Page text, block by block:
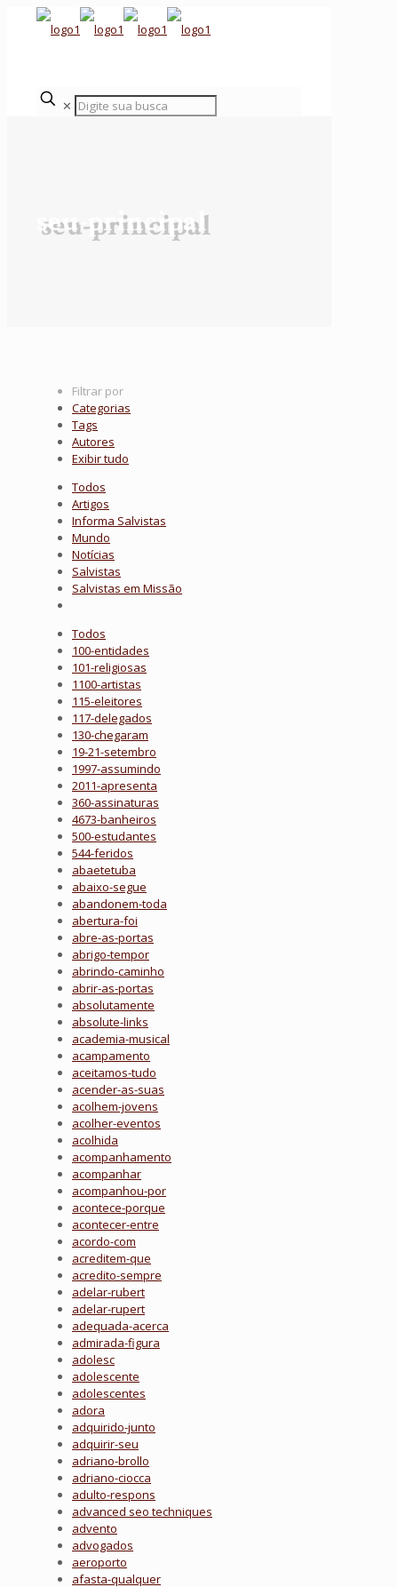
✕
seu-principal
Filtrar por
Categorias
Tags
Autores
Exibir tudo
Todos
Artigos
Informa Salvistas
Mundo
Notícias
Salvistas
Salvistas em Missão
Todos
100-entidades
101-religiosas
1100-artistas
115-eleitores
117-delegados
130-chegaram
19-21-setembro
1997-assumindo
2011-apresenta
360-assinaturas
4673-banheiros
500-estudantes
544-feridos
abaetetuba
abaixo-segue
abandonem-toda
abertura-foi
abre-as-portas
abrigo-tempor
abrindo-caminho
abrir-as-portas
absolutamente
absolute-links
academia-musical
acampamento
aceitamos-tudo
acender-as-suas
acolhem-jovens
acolher-eventos
acolhida
acompanhamento
acompanhar
acompanhou-por
acontece-porque
acontecer-entre
acordo-com
acreditem-que
acredito-sempre
adelar-rubert
adelar-rupert
adequada-acerca
admirada-figura
adolesc
adolescente
adolescentes
adora
adquirido-junto
adquirir-seu
adriano-brollo
adriano-ciocca
adulto-respons
advanced seo techniques
advento
advogados
aeroporto
afasta-qualquer